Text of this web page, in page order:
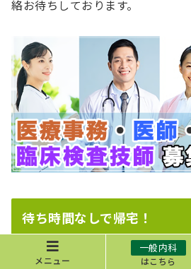
絡お待ちしております。
待ち時間なしで帰宅！
「待ち時間を少なくして、少し
メニュー
一般内科
はこちら